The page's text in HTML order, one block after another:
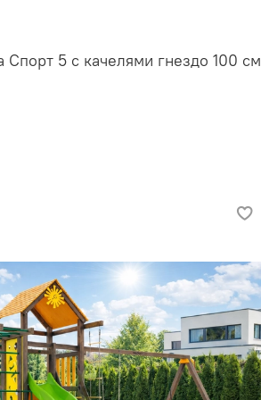
Спорт 5 с качелями гнездо 100 см